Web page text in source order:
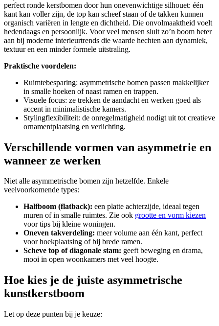
perfect ronde kerstbomen door hun onevenwichtige silhouet: één
kant kan voller zijn, de top kan scheef staan of de takken kunnen
organisch variëren in lengte en dichtheid. Die onvolmaaktheid voelt
hedendaags en persoonlijk. Voor veel mensen sluit zo’n boom beter
aan bij moderne interieurtrends die waarde hechten aan dynamiek,
textuur en een minder formele uitstraling.
Praktische voordelen:
Ruimtebesparing: asymmetrische bomen passen makkelijker
in smalle hoeken of naast ramen en trappen.
Visuele focus: ze trekken de aandacht en werken goed als
accent in minimalistische kamers.
Stylingflexibiliteit: de onregelmatigheid nodigt uit tot creatieve
ornamentplaatsing en verlichting.
Verschillende vormen van asymmetrie en
wanneer ze werken
Niet alle asymmetrische bomen zijn hetzelfde. Enkele
veelvoorkomende types:
Halfboom (flatback): een platte achterzijde, ideaal tegen
muren of in smalle ruimtes. Zie ook grootte en vorm kiezen
voor tips bij kleine woningen.
Oneven takverdeling: meer volume aan één kant, perfect
voor hoekplaatsing of bij brede ramen.
Scheve top of diagonale stam: geeft beweging en drama,
mooi in open woonkamers met veel hoogte.
Hoe kies je de juiste asymmetrische
kunstkerstboom
Let op deze punten bij je keuze: